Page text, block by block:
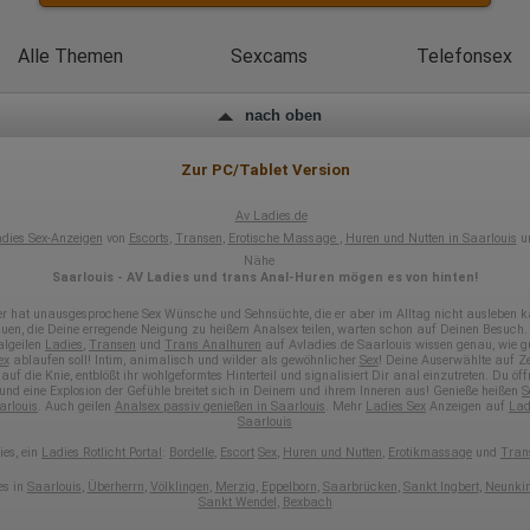
Hotjar
über das Benutzerverhalten zu sammeln. Hotjar kann auch im Rahmen
von Umfragen und Feedbackfunktionen, die auf unserer Website
Daten:
Datum und Uhrzeit des Besuchs
Geografischer Standort
IP-Adresse
Mausbewegungen
Besuchte Seiten
Referrer URL
Bildschirmauflösung
Gerätebestriebssystem
Browser-Typ
Klicks
Alle Themen Sexcams Telefonsex
nach oben
Zur PC/Tablet Version
Av Ladies.de
Sex-Anzeigen von Escorts, Transen, Erotische Massage , Huren und Nutten in Saarlouis
Nähe
Saarlouis - AV Ladies und trans Anal-Huren mögen es von hinten!
hat unausgesprochene Sex Wünsche und Sehnsüchte, die er aber im Alltag nicht ausleben
die Deine erregende Neigung zu heißem Analsex teilen, warten schon auf Deinen Besuch.
Ladies, Transen und Trans Analhuren auf Avladies.de Saarlouis wissen genau, wie
ablaufen soll! Intim, animalisch und wilder als gewöhnlicher Sex! Deine Auserwählte auf
die Knie, entblößt ihr wohlgeformtes Hinterteil und signalisiert Dir anal einzutreten. Du
eine Explosion der Gefühle breitet sich in Deinem und ihrem Inneren aus! Genieße heißen
. Auch geilen Analsex passiv genießen in Saarlouis. Mehr Ladies Sex Anzeigen auf
Saarlouis
ein Ladies Rotlicht Portal Bordelle, Escort Sex, Huren und Nutten, Erotikmassage und
in Saarlouis, Überherrn, Völklingen, Merzig, Eppelborn, Saarbrücken, Sankt Ingbert,
Sankt Wendel, Bexbach